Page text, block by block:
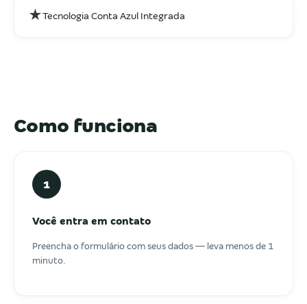
★Tecnologia Conta Azul Integrada
Como funciona
1
Você entra em contato
Preencha o formulário com seus dados — leva menos de 1
minuto.